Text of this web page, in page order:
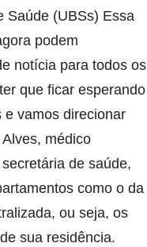
Saúde (UBSs) Essa
podem
notícia para todos os
que ficar esperando
e vamos direcionar
médico
de saúde,
como o da
ou seja, os
sua residência.